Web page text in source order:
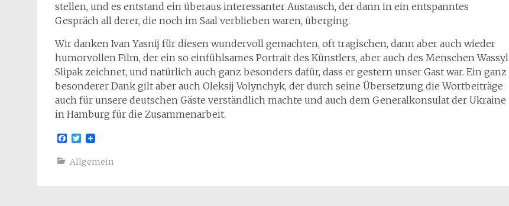
stellen, und es entstand ein überaus interessanter Austausch, der dann in ein entspanntes
Gespräch all derer, die noch im Saal verblieben waren, überging.
Wir danken Ivan Yasnij für diesen wundervoll gemachten, oft tragischen, dann aber auch wieder
humorvollen Film, der ein so einfühlsames Portrait des Künstlers, aber auch des Menschen Wassyl
Slipak zeichnet, und natürlich auch ganz besonders dafür, dass er gestern unser Gast war. Ein ganz
besonderer Dank gilt aber auch Oleksij Volynchyk, der durch seine Übersetzung die Wortbeiträge
auch für unsere deutschen Gäste verständlich machte und auch dem Generalkonsulat der Ukraine
in Hamburg für die Zusammenarbeit.
Facebook
Twitter
Allgemein